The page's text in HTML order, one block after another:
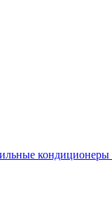
кондиционеры